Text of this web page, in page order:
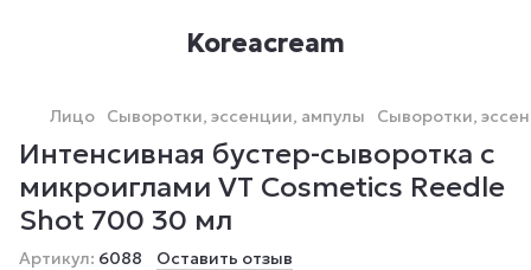
Koreacream
Лицо Сыворотки, эссенции, ампулы Сыворотки,
Интенсивная бустер-сыворотка с
микроиглами VT Cosmetics Reedle
Shot 700 30 мл
Артикул: 6088 Оставить отзыв